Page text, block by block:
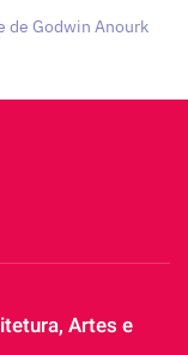
de Godwin Anourk
Artes e